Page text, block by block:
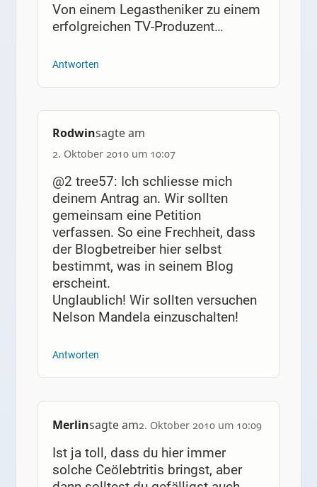
Von einem Legastheniker zu einem
erfolgreichen TV-Produzent…
Antworten
Rodwinsagte am
2. Oktober 2010 um 10:07
@2 tree57: Ich schliesse mich
deinem Antrag an. Wir sollten
gemeinsam eine Petition
verfassen. So eine Frechheit, dass
der Blogbetreiber hier selbst
bestimmt, was in seinem Blog
erscheint.
Unglaublich! Wir sollten versuchen
Nelson Mandela einzuschalten!
Antworten
Merlinsagte am2. Oktober 2010 um 10:09
Ist ja toll, dass du hier immer
solche Ceölebtritis bringst, aber